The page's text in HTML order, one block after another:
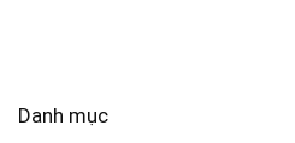
Danh mục